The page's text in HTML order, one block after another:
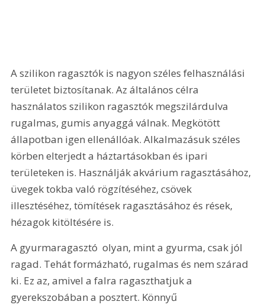
A szilikon ragasztók is nagyon széles felhasználási
területet biztosítanak. Az általános célra
használatos szilikon ragasztók megszilárdulva
rugalmas, gumis anyaggá válnak. Megkötött
állapotban igen ellenállóak. Alkalmazásuk széles
körben elterjedt a háztartásokban és ipari
területeken is. Használják akvárium ragasztásához,
üvegek tokba való rögzítéséhez, csövek
illesztéséhez, tömítések ragasztásához és rések,
hézagok kitöltésére is.
A gyurmaragasztó  olyan, mint a gyurma, csak jól
ragad. Tehát formázható, rugalmas és nem szárad
ki. Ez az, amivel a falra ragaszthatjuk a
gyerekszobában a posztert. Könnyű